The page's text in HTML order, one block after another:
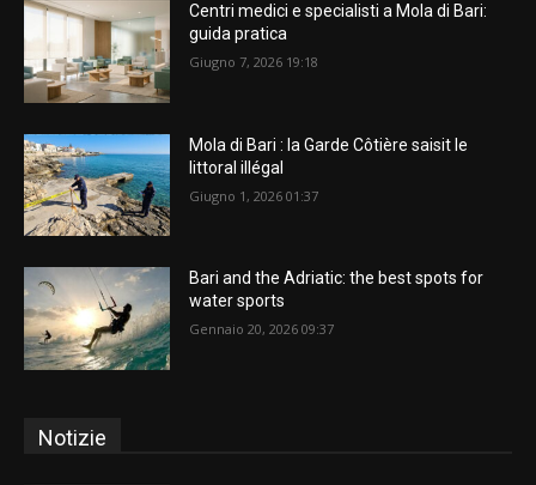
Centri medici e specialisti a Mola di Bari:
guida pratica
Giugno 7, 2026 19:18
Mola di Bari : la Garde Côtière saisit le
littoral illégal
Giugno 1, 2026 01:37
Bari and the Adriatic: the best spots for
water sports
Gennaio 20, 2026 09:37
Notizie